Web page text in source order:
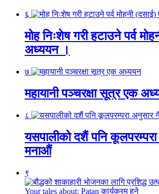
६
मोह निःशेष गरी हटाउने पर्व
अध्ययन ।
७
महायानी पञ्चरक्षा सूत्र एक
८
यसपालीको दशैं पनि
मनाऔं
९